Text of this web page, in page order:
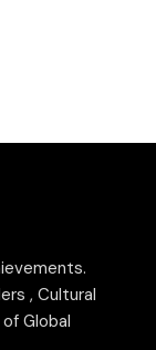
, Cultural
Global